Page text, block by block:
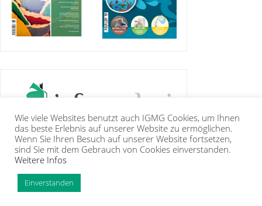
IGMG BASIN
Copyright Islam Toplumu Millî Görüş e.V. |
Wie viele Websites benutzt auch IGMG Cookies, um Ihnen
das beste Erlebnis auf unserer Website zu ermöglichen.
Wenn Sie Ihren Besuch auf unserer Website fortsetzen,
sind Sie mit dem Gebrauch von Cookies einverstanden.
Weitere Infos
Einverstanden